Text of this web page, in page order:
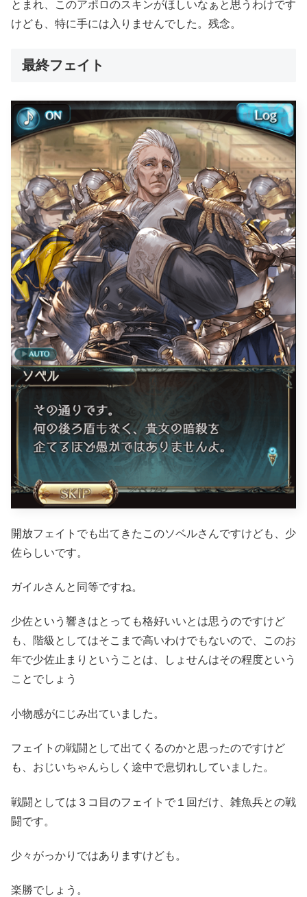
とまれ、このアポロのスキンがほしいなぁと思うわけです
けども、特に手には入りませんでした。残念。
最終フェイト
開放フェイトでも出てきたこのソベルさんですけども、少
佐らしいです。
ガイルさんと同等ですね。
少佐という響きはとっても格好いいとは思うのですけど
も、階級としてはそこまで高いわけでもないので、このお
年で少佐止まりということは、しょせんはその程度という
ことでしょう
小物感がにじみ出ていました。
フェイトの戦闘として出てくるのかと思ったのですけど
も、おじいちゃんらしく途中で息切れしていました。
戦闘としては３コ目のフェイトで１回だけ、雑魚兵との戦
闘です。
少々がっかりではありますけども。
楽勝でしょう。